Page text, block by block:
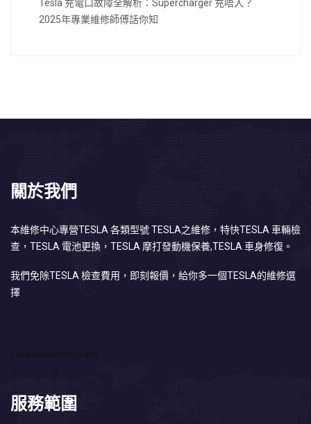
Tesla 充電口故障全解析：Supercharger 充唔入？
2025年專業維修師傅話你知
關於我們
本維修中心專營TESLA 各類型號 TESLA之維修，特快TESLA 車輛檢
查，TESLA 電池更換，TESLA 摩打發動機保養,TESLA 車身修復。
我們免除TESLA 檢查費用，即刻報價，給你多一個TESLA的維修選
擇
Facebook Instagram
服務範圍